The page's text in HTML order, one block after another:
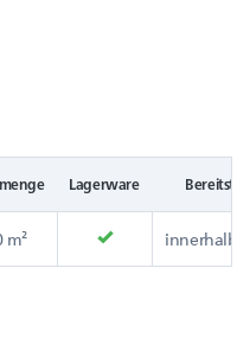
Lagerware
m² innerhalb